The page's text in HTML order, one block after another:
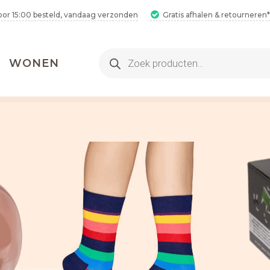
15:00 besteld, vandaag verzonden Gratis afhalen & retourneren*
WONEN
Producten
zoeken
2 Hamamdoeken voor 1
2 Hamamdoeken voor 1
Bestel 2 hamamdoeken voor €25,
inclusief gratis verzending!